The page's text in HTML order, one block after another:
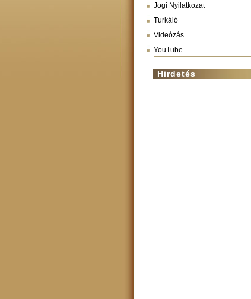
Jogi Nyilatkozat
Turkáló
Videózás
YouTube
Hirdetés